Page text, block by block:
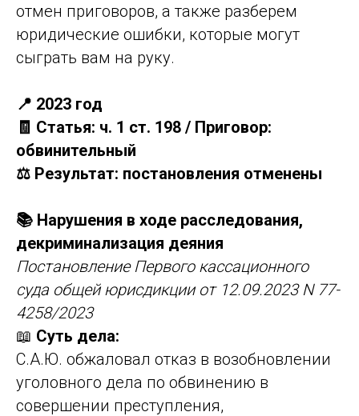
отмен приговоров, а также разберем
юридические ошибки, которые могут
сыграть вам на руку.
📍 2023 год
🧾 Статья: ч. 1 ст. 198 / Приговор:
обвинительный
⚖️ Результат: постановления отменены
📚 Нарушения в ходе расследования,
декриминализация деяния
Постановление Первого кассационного
суда общей юрисдикции от 12.09.2023 N 77-
4258/2023
📖 Суть дела:
С.А.Ю. обжаловал отказ в возобновлении
уголовного дела по обвинению в
совершении преступления,